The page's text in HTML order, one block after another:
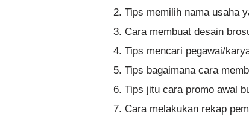
Tips memilih nama usaha
Cara membuat desain
Tips mencari pegawai/
Tips bagaimana cara
Tips jitu cara promo awal
Cara melakukan rekap